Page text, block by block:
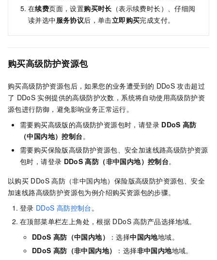
在续费页面，设置购买时长 （表示续费时长）、仔细阅
读并选中服务协议后，单击立即购买完成支付。
购买高级防护资源包
购买高级防护资源包后，如果您的业务遭受到的 DDoS 攻击超过
了 DDoS 实例提供的高级防护次数，系统将自动使用高级防护资
源包进行防御，避免影响业务正常运行。
需要购买高级版的高级防护资源包时，请登录 DDoS 高防
（中国内地）控制台 。
需要购买保险版高级防护资源包、安全加速线路高级防护资源
包时，请登录 DDoS 高防（非中国内地）控制台。
以购买 DDoS 高防（非中国内地）保险版高级防护资源包、安全
加速线路高级防护资源包为例介绍购买资源包的步骤。
登录 DDoS 高防控制台 。
在顶部菜单栏左上角处，根据 DDoS 高防产品选择地域。
DDoS 高防（中国内地） ：选择中国内地地域。
DDoS 高防（非中国内地） ：选择非中国内地地域。